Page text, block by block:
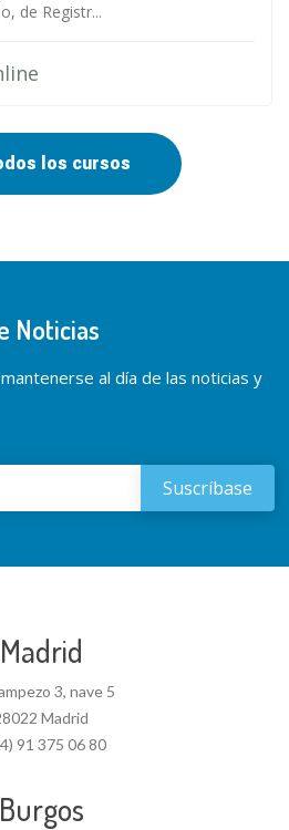
de Registr...
los cursos
Noticias
al día de las noticias y
Madrid
3, nave 5
Madrid
91 375 06 80
Burgos